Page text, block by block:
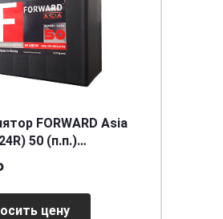
FORWARD Asia
цену